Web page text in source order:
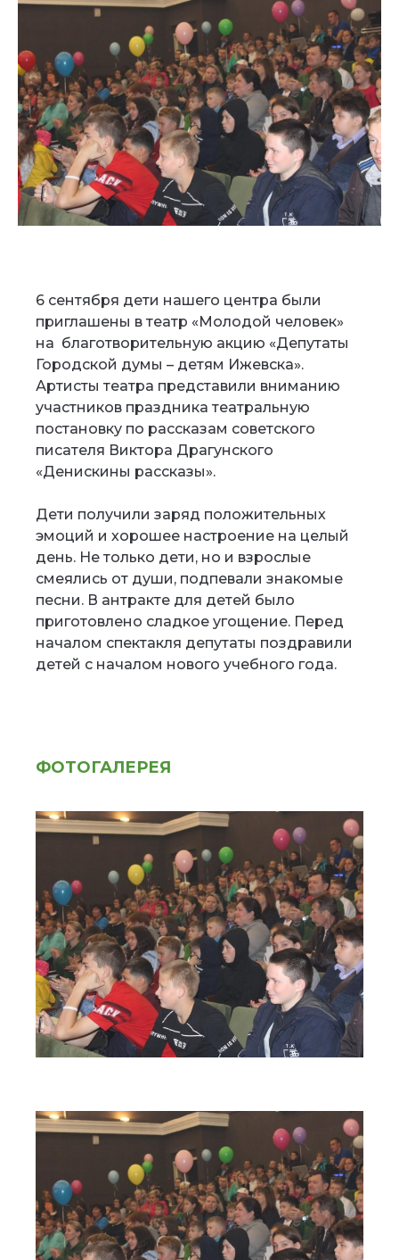
6 сентября дети нашего центра были
приглашены в театр «Молодой человек»
на благотворительную акцию «Депутаты
Городской думы – детям Ижевска».
Артисты театра представили вниманию
участников праздника театральную
постановку по рассказам советского
писателя Виктора Драгунского
«Денискины рассказы».
Дети получили заряд положительных
эмоций и хорошее настроение на целый
день. Не только дети, но и взрослые
смеялись от души, подпевали знакомые
песни. В антракте для детей было
приготовлено сладкое угощение. Перед
началом спектакля депутаты поздравили
детей с началом нового учебного года.
ФОТОГАЛЕРЕЯ